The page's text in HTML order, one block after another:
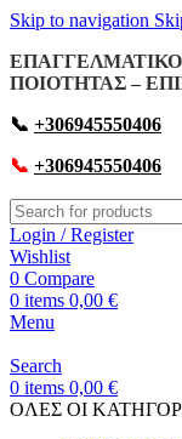
Skip to navigation
ΠΟΙΟΤΗΤΑΣ –
📞 +306945550406
📞 +306945550406
Login / Register
Wishlist
0 Compare
0 items 0,00 €
Menu
Search
0 items 0,00 €
OΛΕΣ ΟΙ